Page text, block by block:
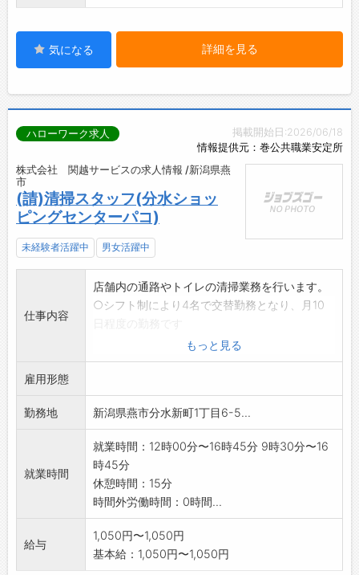
気になる 詳細を見る
掲載開始日:2026/06/18
情報提供元：巻公共職業安定所
ハローワーク求人
株式会社 関越サービスの求人情報 /新潟県燕
市
(請)清掃スタッフ(分水ショッ
ピングセンターパコ)
未経験者活躍中 男女活躍中
仕事内容
店舗内の通路やトイレの清掃業務を行います。
○シフト制により4名で交替勤務となり、月10
(土日祝日の勤務ができる方)
○未経験者の方にも丁寧に指導いたします。
木、金、土、日:9:30～16:45
変更範囲:変更なし
もっと見る
雇用形態
勤務地 新潟県燕市分水新町1丁目6-5...
就業時間
就業時間：12時00分〜16時45分 9時30分〜16
時45分
休憩時間：15分
時間外労働時間：0時間...
給与
1,050円〜1,050円
基本給：1,050円〜1,050円